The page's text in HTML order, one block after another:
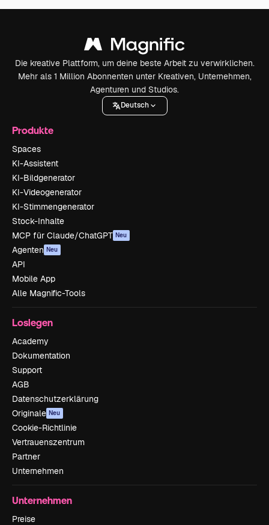
Die kreative Plattform, um deine beste Arbeit zu verwirklichen.
Mehr als 1 Million Abonnenten unter Kreativen, Unternehmen,
Agenturen und Studios.
Deutsch
Produkte
Spaces
KI-Assistent
KI-Bildgenerator
KI-Videogenerator
KI-Stimmengenerator
Stock-Inhalte
MCP für Claude/ChatGPT Neu
Agenten Neu
API
Mobile App
Alle Magnific-Tools
Loslegen
Academy
Dokumentation
Support
AGB
Datenschutzerklärung
Originale Neu
Cookie-Richtlinie
Vertrauenszentrum
Partner
Unternehmen
Unternehmen
Preise